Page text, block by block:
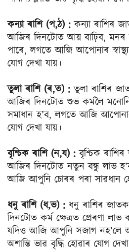
কন্যা ৰাশি (প,ঠ) : কন্যা ৰাশিৰ
আজিৰ দিনটোত আয় বাঢ়িব, মনৰ
পাৰে, লগতে আজি আপোনাৰ
যোগ দেখা যায়।
তুলা ৰাশি (ৰ,ত) : তুলা ৰাশিৰ
আজিৰ দিনটোত শুভ কৰ্মলৈ
সমাধান হ’ব, লগতে আজি
যোগ দেখা যায়।
বৃশ্চিক ৰাশি (ন,য) :বৃশ্চিক
আজিৰ দিনটোত নতুন বন্ধু লাভ
আজি আপুনি চোৰৰ পৰা সাৱধান
ধনু ৰাশি (ধ,ভ) : ধনু ৰাশিৰ
দিনটোত কৰ্ম ক্ষেত্ৰত প্ৰেৰণা
যদিও আজি আপুনি সজাগ নহ’লে
অশান্তি ভাৱ বৃদ্ধি হোৱাৰ যোগ